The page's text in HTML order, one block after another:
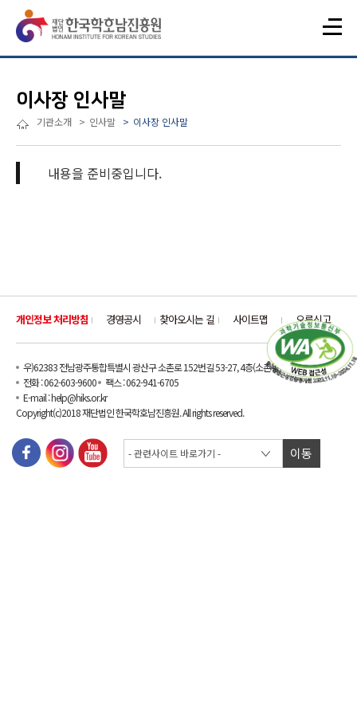
이사장 인사말
기관소개 인사말 이사장 인사말
내용을 준비중입니다.
개인정보 처리방침 경영공시 찾아오시는 길 사이트맵 오류신고
이동
우)62383 전남광주통합특별시 광산구 소촌로 152번길 53-27, 4층(소촌동)
전화 : 062-603-9600
팩스 : 062-941-6705
E-mail : help@hiks.or.kr
Copyright(c)2018 재단법인 한국학호남진흥원. All rights reserved.